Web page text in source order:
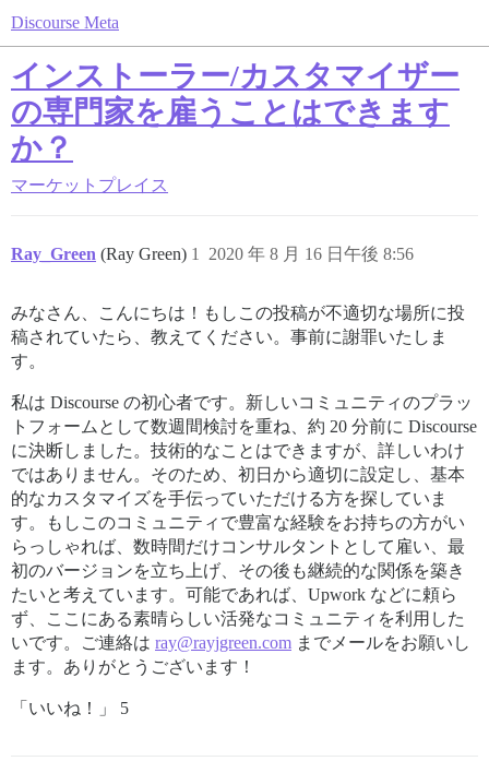
Discourse Meta
インストーラー/カスタマイザー
の専門家を雇うことはできます
か？
マーケットプレイス
Ray_Green (Ray Green) 2020 年 8 月 16 日午後 8:56
1
みなさん、こんにちは！もしこの投稿が不適切な場所に投
稿されていたら、教えてください。事前に謝罪いたしま
す。
私は Discourse の初心者です。新しいコミュニティのプラッ
トフォームとして数週間検討を重ね、約 20 分前に Discourse
に決断しました。技術的なことはできますが、詳しいわけ
ではありません。そのため、初日から適切に設定し、基本
的なカスタマイズを手伝っていただける方を探していま
す。もしこのコミュニティで豊富な経験をお持ちの方がい
らっしゃれば、数時間だけコンサルタントとして雇い、最
初のバージョンを立ち上げ、その後も継続的な関係を築き
たいと考えています。可能であれば、Upwork などに頼ら
ず、ここにある素晴らしい活発なコミュニティを利用した
いです。ご連絡は ray@rayjgreen.com までメールをお願いし
ます。ありがとうございます！
「いいね！」 5